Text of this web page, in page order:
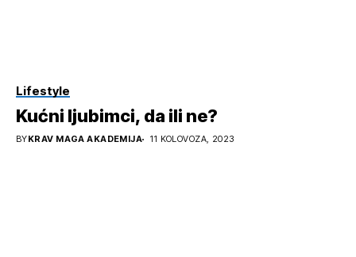
Lifestyle
Kućni ljubimci, da ili ne?
BYKRAV MAGA AKADEMIJA 11 KOLOVOZA, 2023